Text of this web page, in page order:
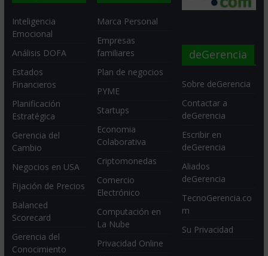
Inteligencia
Emocional
Análisis DOFA
Estados
Financieros
Planificación
Estratégica
Gerencia del
Cambio
Negocios en USA
Fijación de Precios
Balanced
Scorecard
Gerencia del
Conocimiento
Marca Personal
Empresas
familiares
Plan de negocios
PYME
Startups
Economia
Colaborativa
Criptomonedas
Comercio
Electrónico
Computación en
La Nube
Privacidad Online
deGerencia
Sobre deGerencia
Contactar a
deGerencia
Escribir en
deGerencia
Aliados
deGerencia
TecnoGerencia.co
m
Su Privacidad